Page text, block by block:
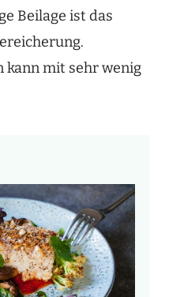
Beilage ist das
kann mit sehr wenig